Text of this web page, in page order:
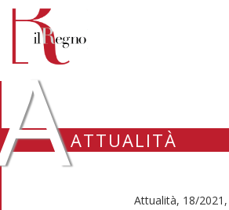
ATTUALITÀ
Attualità, 18/